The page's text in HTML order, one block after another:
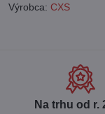
Výrobca: CXS
Na trhu od r​.